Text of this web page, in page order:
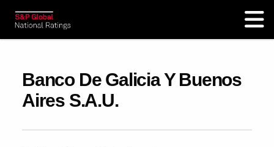
Banco De Galicia Y Buenos
Aires S.A.U.